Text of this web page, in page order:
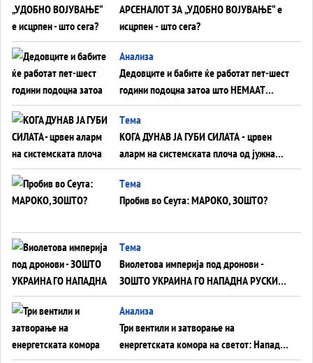
АРСЕНАЛОТ ЗА „УДОБНО ВОЈУВАЊЕ“ е
исцрпен - што сега?
Анализа
Дедовците и бабите ќе работат пет-шест
години подоцна затоа што НЕМААТ
ВНУЦИ ДА ГИ ЗАМЕНАТ
Tема
КОГА ДУНАВ ЈА ГУБИ СИЛАТА - црвен
аларм на системската плоча од јужна
Германија до Црното Море...
Tема
Пробив во Сеута: МАРОКО, ЗОШТО?
Tема
Виолетова империја под дронови -
ЗОШТО УКРАИНА ГО НАПАДНА РУСКИОТ
WILDBERRIES
Aнализа
Три вентили и затворање на
енергетската комора на светот: Нападот